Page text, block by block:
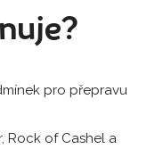
pro přepravu
Rock of Cashel a